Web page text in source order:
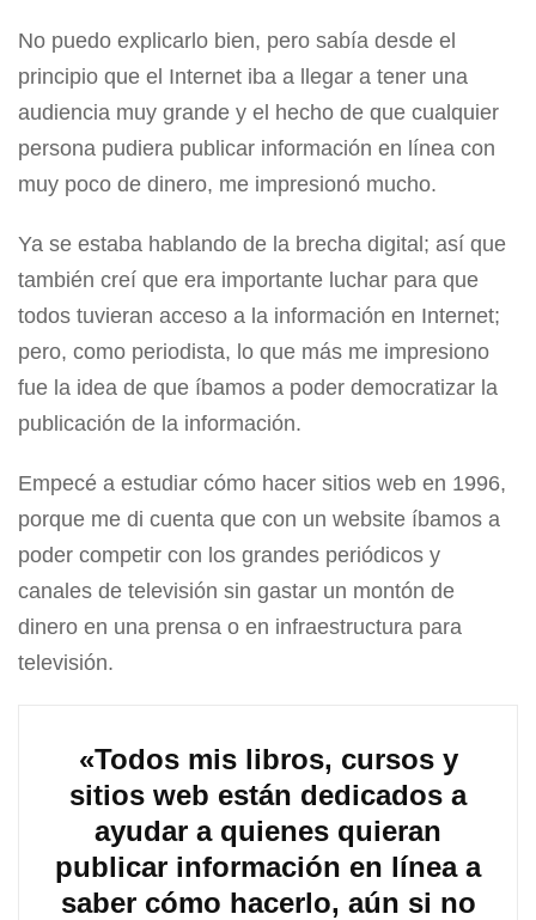
No puedo explicarlo bien, pero sabía desde el
principio que el Internet iba a llegar a tener una
audiencia muy grande y el hecho de que cualquier
persona pudiera publicar información en línea con
muy poco de dinero, me impresionó mucho.
Ya se estaba hablando de la brecha digital; así que
también creí que era importante luchar para que
todos tuvieran acceso a la información en Internet;
pero, como periodista, lo que más me impresiono
fue la idea de que íbamos a poder democratizar la
publicación de la información.
Empecé a estudiar cómo hacer sitios web en 1996,
porque me di cuenta que con un website íbamos a
poder competir con los grandes periódicos y
canales de televisión sin gastar un montón de
dinero en una prensa o en infraestructura para
televisión.
«Todos mis libros, cursos y
sitios web están dedicados a
ayudar a quienes quieran
publicar información en línea a
saber cómo hacerlo, aún si no